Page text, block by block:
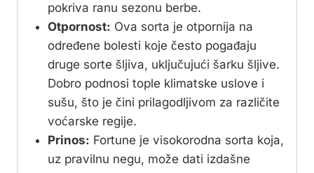
pokriva ranu sezonu berbe.
Otpornost: Ova sorta je otpornija na
određene bolesti koje često pogađaju
druge sorte šljiva, uključujući šarku šljive.
Dobro podnosi tople klimatske uslove i
sušu, što je čini prilagodljivom za različite
voćarske regije.
Prinos: Fortune je visokorodna sorta koja,
uz pravilnu negu, može dati izdašne